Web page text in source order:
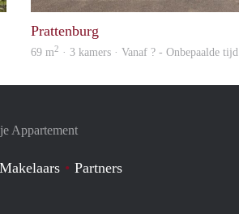
Prattenburg
69 m2 · 3 kamers · Vanaf ? - Onbepaalde tijd
Appartement
Partners